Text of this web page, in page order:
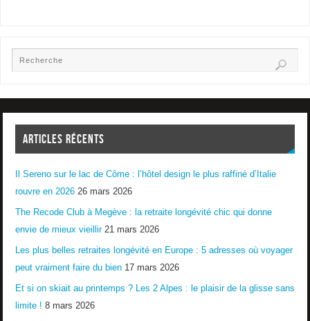
ARTICLES RÉCENTS
Il Sereno sur le lac de Côme : l’hôtel design le plus raffiné d’Italie
rouvre en 2026 26 mars 2026
The Recode Club à Megève : la retraite longévité chic qui donne
envie de mieux vieillir 21 mars 2026
Les plus belles retraites longévité en Europe : 5 adresses où voyager
peut vraiment faire du bien 17 mars 2026
Et si on skiait au printemps ? Les 2 Alpes : le plaisir de la glisse sans
limite ! 8 mars 2026